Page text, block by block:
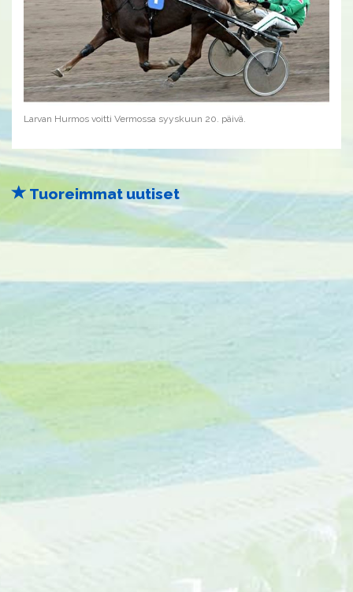
Larvan Hurmos voitti Vermossa syyskuun 20. päivä.​
Tuoreimmat uutiset